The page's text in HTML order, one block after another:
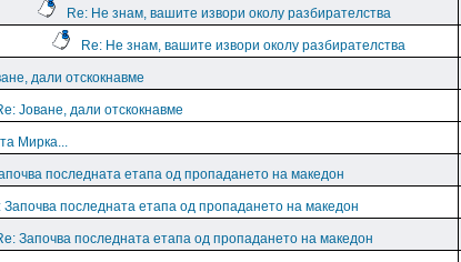
Re: Не знам, вашите извори околу разбирателства
Re: Не знам, вашите извори околу разбирателства
дали отскокнавме
Јоване, дали отскокнавме
Мирка...
последната етапа од пропадането на македон
Започва последната етапа од пропадането на македон
Започва последната етапа од пропадането на македон